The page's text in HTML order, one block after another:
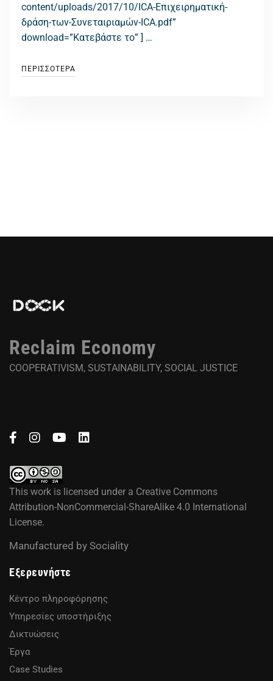
content/uploads/2017/10/ICA-Επιχειρηματική-
δράση-των-Συνεταιριαμών-ICA.pdf”
download=”Κατεβάστε το” ] …
ΠΕΡΙΣΣΟΤΕΡΑ
Reclaim Economy
COOPERATIVISM, SUSTAINABILITY, SOCIAL JUSTICE
This work is licensed under a Creative Commons
Attribution-NonCommercial-ShareAlike 4.0 International
License.
Manufactured by Sociality
Εξερευνήστε
Κέντρο πληροφόρησης
Υπηρεσίες υποστήριξης
Δικτυώσεις
Έργα
Case Studies